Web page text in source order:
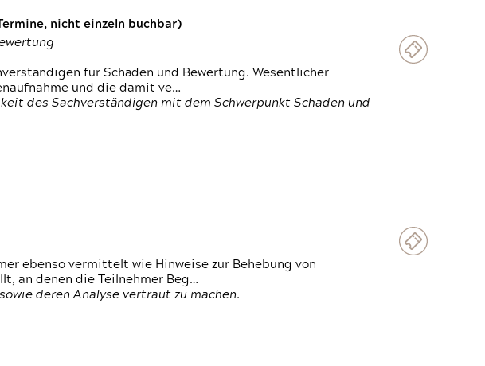
nicht einzeln buchbar)
für Schäden und Bewertung. Wesentlicher
und die damit ve…
des Sachverständigen mit dem Schwerpunkt Schaden und
ebenso vermittelt wie Hinweise zur Behebung von
an denen die Teilnehmer Beg…
deren Analyse vertraut zu machen.